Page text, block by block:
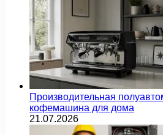
Производительная
кофемашина для дома
21.07.2026